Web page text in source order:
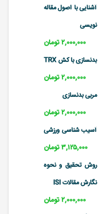
آشنایی با اصول مقاله
نویسی
۲,۰۰۰,۰۰۰ تومان
بدنسازی با کش TRX
۲,۰۰۰,۰۰۰ تومان
مربی بدنسازی
۲,۰۰۰,۰۰۰ تومان
آسیب شناسی ورزشی
۳,۱۲۵,۰۰۰ تومان
روش تحقیق و نحوه
نگارش مقالات ISI
۲,۰۰۰,۰۰۰ تومان